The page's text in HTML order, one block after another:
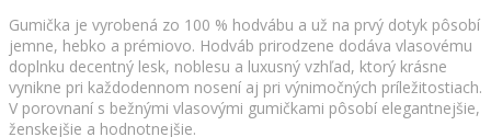
Gumička je vyrobená zo 100 % hodvábu a už na prvý dotyk pôsobí
jemne, hebko a prémiovo. Hodváb prirodzene dodáva vlasovému
doplnku decentný lesk, noblesu a luxusný vzhľad, ktorý krásne
vynikne pri každodennom nosení aj pri výnimočných príležitostiach.
V porovnaní s bežnými vlasovými gumičkami pôsobí elegantnejšie,
ženskejšie a hodnotnejšie.